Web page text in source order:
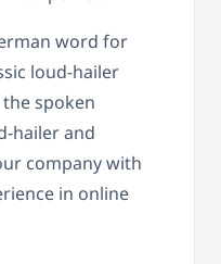
word for
loud-hailer
spoken
hailer and
company with
in online